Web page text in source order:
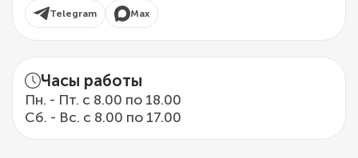
Telegram Max
Часы работы
Пн. - Пт. с 8.00 по 18.00
Сб. - Вс. с 8.00 по 17.00